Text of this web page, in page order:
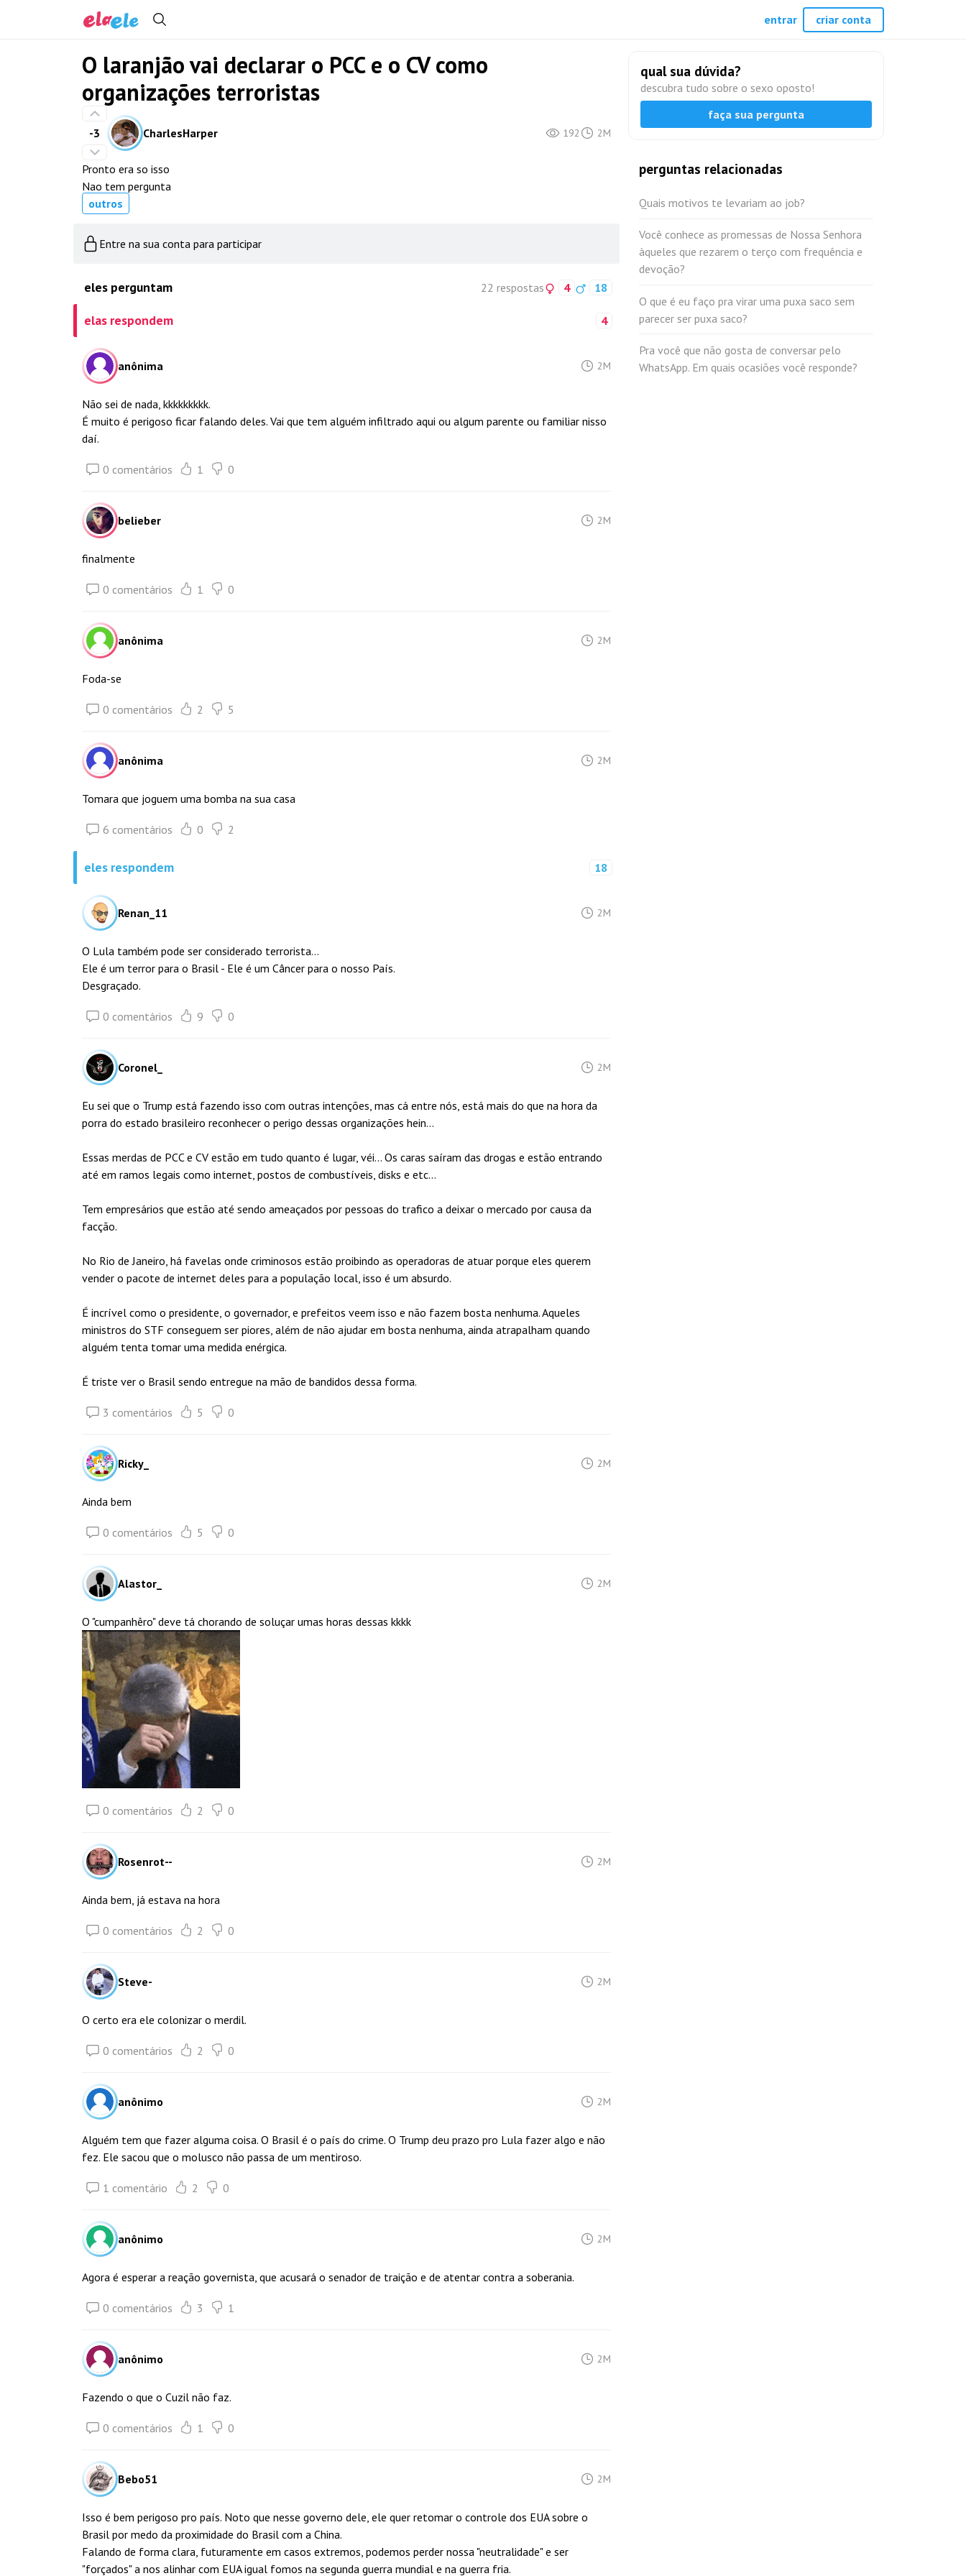
O laranjão vai declarar o PCC e o CV como
organizações terroristas
-3 CharlesHarper 192 2M
Pronto era so isso
Nao tem pergunta
outros
Entre na sua conta para participar
eles perguntam 22 respostas 4 18
elas respondem 4
anônima 2M
Não sei de nada, kkkkkkkkk.
É muito é perigoso ficar falando deles. Vai que tem alguém infiltrado aqui ou algum parente ou familiar nisso
daí.
0 comentários 1 0
belieber 2M
finalmente
0 comentários 1 0
anônima 2M
Foda-se
0 comentários 2 5
anônima 2M
Tomara que joguem uma bomba na sua casa
6 comentários 0 2
eles respondem 18
Renan_11 2M
O Lula também pode ser considerado terrorista...
Ele é um terror para o Brasil - Ele é um Câncer para o nosso País.
Desgraçado.
0 comentários 9 0
Coronel_ 2M
Eu sei que o Trump está fazendo isso com outras intenções, mas cá entre nós, está mais do que na hora da
porra do estado brasileiro reconhecer o perigo dessas organizações hein...
Essas merdas de PCC e CV estão em tudo quanto é lugar, véi... Os caras saíram das drogas e estão entrando
até em ramos legais como internet, postos de combustíveis, disks e etc...
Tem empresários que estão até sendo ameaçados por pessoas do trafico a deixar o mercado por causa da
facção.
No Rio de Janeiro, há favelas onde criminosos estão proibindo as operadoras de atuar porque eles querem
vender o pacote de internet deles para a população local, isso é um absurdo.
É incrível como o presidente, o governador, e prefeitos veem isso e não fazem bosta nenhuma. Aqueles
ministros do STF conseguem ser piores, além de não ajudar em bosta nenhuma, ainda atrapalham quando
alguém tenta tomar uma medida enérgica.
É triste ver o Brasil sendo entregue na mão de bandidos dessa forma.
3 comentários 5 0
Ricky_ 2M
Ainda bem
0 comentários 5 0
Alastor_ 2M
O "cumpanhêro" deve tá chorando de soluçar umas horas dessas kkkk
0 comentários 2 0
Rosenrot-- 2M
Ainda bem, já estava na hora
0 comentários 2 0
Steve- 2M
O certo era ele colonizar o merdil.
0 comentários 2 0
anônimo 2M
Alguém tem que fazer alguma coisa. O Brasil é o país do crime. O Trump deu prazo pro Lula fazer algo e não
fez. Ele sacou que o molusco não passa de um mentiroso.
1 comentário 2 0
anônimo 2M
Agora é esperar a reação governista, que acusará o senador de traição e de atentar contra a soberania.
0 comentários 3 1
anônimo 2M
Fazendo o que o Cuzil não faz.
0 comentários 1 0
Bebo51 2M
Isso é bem perigoso pro país. Noto que nesse governo dele, ele quer retomar o controle dos EUA sobre o
Brasil por medo da proximidade do Brasil com a China.
Falando de forma clara, futuramente em casos extremos, podemos perder nossa "neutralidade" e ser
"forçados" a nos alinhar com EUA igual fomos na segunda guerra mundial e na guerra fria.
qual sua dúvida?
descubra tudo sobre o sexo oposto!
faça sua pergunta
perguntas relacionadas
Quais motivos te levariam ao job?
Você conhece as promessas de Nossa Senhora
àqueles que rezarem o terço com frequência e
devoção?
O que é eu faço pra virar uma puxa saco sem
parecer ser puxa saco?
Pra você que não gosta de conversar pelo
WhatsApp. Em quais ocasiões você responde?
entrar criar conta